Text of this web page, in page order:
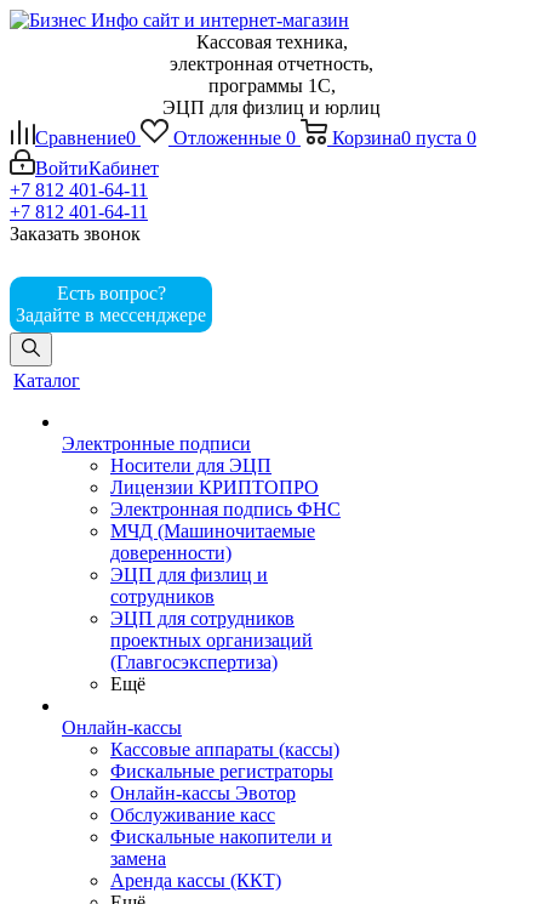
Кассовая техника,
электронная отчетность,
программы 1С,
ЭЦП для физлиц и юрлиц
Сравнение0 Отложенные 0 Корзина0 пуста 0
ВойтиКабинет
+7 812 401-64-11
+7 812 401-64-11
Заказать звонок
Есть вопрос?
Задайте в мессенджере
Каталог
Электронные подписи
Носители для ЭЦП
Лицензии КРИПТОПРО
Электронная подпись ФНС
МЧД (Машиночитаемые
доверенности)
ЭЦП для физлиц и
сотрудников
ЭЦП для сотрудников
проектных организаций
(Главгосэкспертиза)
Ещё
Онлайн-кассы
Кассовые аппараты (кассы)
Фискальные регистраторы
Онлайн-кассы Эвотор
Обслуживание касс
Фискальные накопители и
замена
Аренда кассы (ККТ)